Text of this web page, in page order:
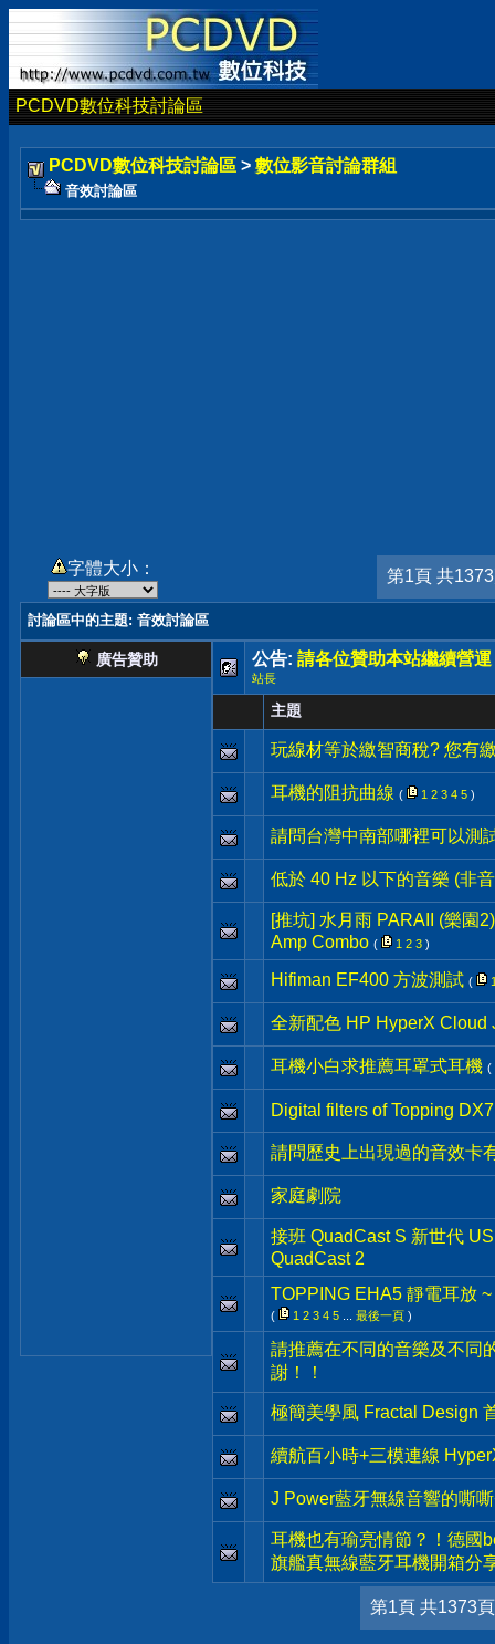
PCDVD數位科技討論區
PCDVD數位科技討論區 > 數位影音討論群組
音效討論區
字體大小： 第1頁 共
討論區中的主題: 音效討論區
廣告贊助 公告: 請各位贊助本站繼續營運
站長
主題
玩線材等於繳智商稅? 您有
耳機的阻抗曲線 ( 1 2 3 4 5 )
請問台灣中南部哪裡可以測
低於 40 Hz 以下的音樂 (非
[推坑] 水月雨 PARAII (樂園
Amp Combo ( 1 2 3 )
Hifiman EF400 方波測試 (
全新配色 HP HyperX Cloud
耳機小白求推薦耳罩式耳機 (
Digital filters of Topping
請問歷史上出現過的音效卡
家庭劇院
接班 QuadCast S 新世代
QuadCast 2
TOPPING EHA5 靜電耳放
( 1 2 3 4 5 最後一頁 )
請推薦在不同的音樂及不同
謝！！
極簡美學風 Fractal Design
續航百小時+三模連線
J Power藍牙無線音響的嘶
耳機也有瑜亮情節？！德國
旗艦真無線藍牙耳機開箱分
第1頁 共1373頁